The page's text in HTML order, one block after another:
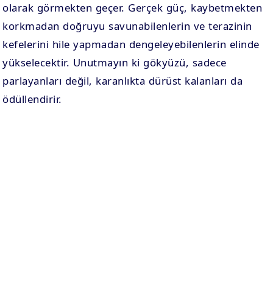
olarak görmekten geçer. Gerçek güç, kaybetmekten
korkmadan doğruyu savunabilenlerin ve terazinin
kefelerini hile yapmadan dengeleyebilenlerin elinde
yükselecektir. Unutmayın ki gökyüzü, sadece
parlayanları değil, karanlıkta dürüst kalanları da
ödüllendirir.